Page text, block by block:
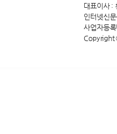
대표이사 :
인터넷신
사업자등
Copyright